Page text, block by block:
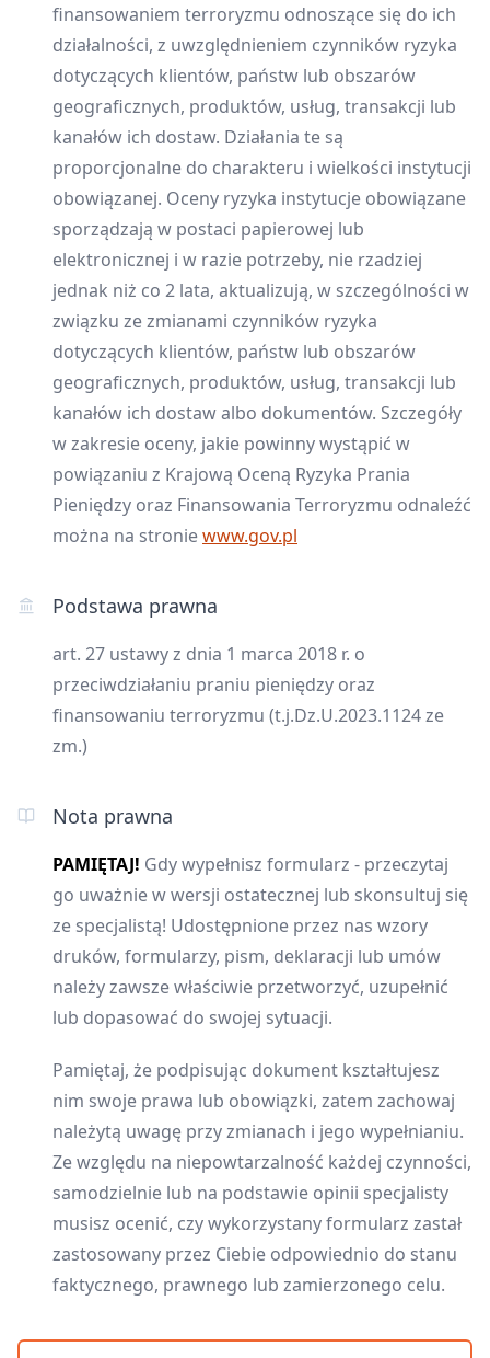
finansowaniem terroryzmu odnoszące się do ich
działalności, z uwzględnieniem czynników ryzyka
dotyczących klientów, państw lub obszarów
geograficznych, produktów, usług, transakcji lub
kanałów ich dostaw. Działania te są
proporcjonalne do charakteru i wielkości instytucji
obowiązanej. Oceny ryzyka instytucje obowiązane
sporządzają w postaci papierowej lub
elektronicznej i w razie potrzeby, nie rzadziej
jednak niż co 2 lata, aktualizują, w szczególności w
związku ze zmianami czynników ryzyka
dotyczących klientów, państw lub obszarów
geograficznych, produktów, usług, transakcji lub
kanałów ich dostaw albo dokumentów. Szczegóły
w zakresie oceny, jakie powinny wystąpić w
powiązaniu z Krajową Oceną Ryzyka Prania
Pieniędzy oraz Finansowania Terroryzmu odnaleźć
można na stroniewww.gov.pl
Podstawa prawna
art. 27 ustawy z dnia 1 marca 2018 r. o
przeciwdziałaniu praniu pieniędzy oraz
finansowaniu terroryzmu (t.j.Dz.U.2023.1124 ze
zm.)
Nota prawna
PAMIĘTAJ! Gdy wypełnisz formularz - przeczytaj
go uważnie w wersji ostatecznej lub skonsultuj się
ze specjalistą! Udostępnione przez nas wzory
druków, formularzy, pism, deklaracji lub umów
należy zawsze właściwie przetworzyć, uzupełnić
lub dopasować do swojej sytuacji.
Pamiętaj, że podpisując dokument kształtujesz
nim swoje prawa lub obowiązki, zatem zachowaj
należytą uwagę przy zmianach i jego wypełnianiu.
Ze względu na niepowtarzalność każdej czynności,
samodzielnie lub na podstawie opinii specjalisty
musisz ocenić, czy wykorzystany formularz zastał
zastosowany przez Ciebie odpowiednio do stanu
faktycznego, prawnego lub zamierzonego celu.